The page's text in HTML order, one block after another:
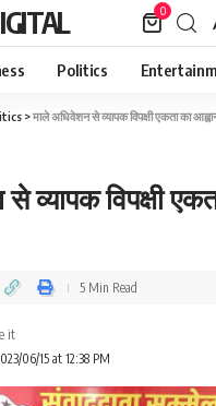
0
Politics
>माले अधिवेशन से व्यापक विपक्षी एकता का
व्यापक विपक्षी
06/15 at 12:38 PM
5 Min Read